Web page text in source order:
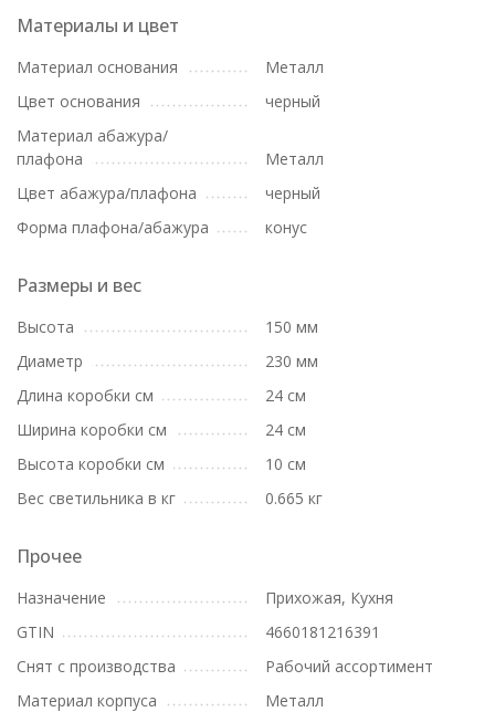
Материалы и цвет
Материал основания
Металл
Цвет основания
черный
Материал абажура/
плафона
Металл
Цвет абажура/плафона
черный
Форма плафона/абажура
конус
Размеры и вес
Высота
150 мм
Диаметр
230 мм
Длина коробки см
24 см
Ширина коробки см
24 см
Высота коробки см
10 см
Вес светильника в кг
0.665 кг
Прочее
Назначение
Прихожая, Кухня
GTIN
4660181216391
Снят с производства
Рабочий ассортимент
Материал корпуса
Металл